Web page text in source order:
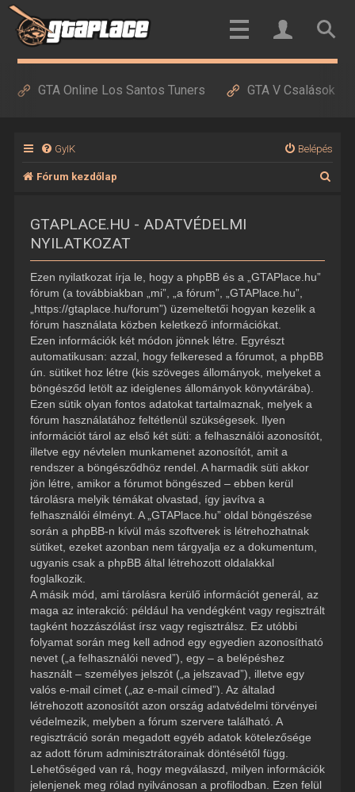
GTA Online Los Santos Tuners GTA V Csalások
GyIK Belépés
Fórum kezdőlap
GTAPLACE.HU - ADATVÉDELMI
NYILATKOZAT
Ezen nyilatkozat írja le, hogy a phpBB és a „GTAPlace.hu”
fórum (a továbbiakban „mi”, „a fórum”, „GTAPlace.hu”,
„https://gtaplace.hu/forum”) üzemeltetői hogyan kezelik a
fórum használata közben keletkező információkat.
Ezen információk két módon jönnek létre. Egyrészt
automatikusan: azzal, hogy felkeresed a fórumot, a phpBB
ún. sütiket hoz létre (kis szöveges állományok, melyeket a
böngésződ letölt az ideiglenes állományok könyvtárába).
Ezen sütik olyan fontos adatokat tartalmaznak, melyek a
fórum használatához feltétlenül szükségesek. Ilyen
információt tárol az első két süti: a felhasználói azonosítót,
illetve egy névtelen munkamenet azonosítót, amit a
rendszer a böngésződhöz rendel. A harmadik süti akkor
jön létre, amikor a fórumot böngészed – ebben kerül
tárolásra melyik témákat olvastad, így javítva a
felhasználói élményt. A „GTAPlace.hu” oldal böngészése
során a phpBB-n kívül más szoftverek is létrehozhatnak
sütiket, ezeket azonban nem tárgyalja ez a dokumentum,
ugyanis csak a phpBB által létrehozott oldalakkal
foglalkozik.
A másik mód, ami tárolásra kerülő információt generál, az
maga az interakció: például ha vendégként vagy regisztrált
tagként hozzászólást írsz vagy regisztrálsz. Ez utóbbi
folyamat során meg kell adnod egy egyedien azonosítható
nevet („a felhasználói neved”), egy – a belépéshez
használt – személyes jelszót („a jelszavad”), illetve egy
valós e-mail címet („az e-mail címed”). Az általad
létrehozott azonosítót azon ország adatvédelmi törvényei
védelmezik, melyben a fórum szervere található. A
regisztráció során megadott egyéb adatok kötelezősége
az adott fórum adminisztrátorainak döntésétől függ.
Lehetőséged van rá, hogy megválaszd, milyen információk
jelenjenek meg rólad nyilvánosan a profilodban. Ezen felül